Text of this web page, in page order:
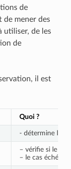
de
de mener des
utiliser, de les
de
il est
Quoi ?
- détermine
– vérifie si le
– le cas